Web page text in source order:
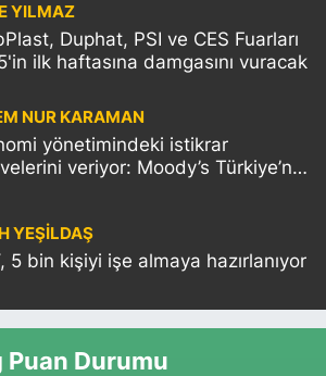
YILMAZ
Duphat, PSI ve CES Fuarları
ilk haftasına damgasını vuracak
NUR KARAMAN
yönetimindeki istikrar
veriyor: Moody’s Türkiye’nin
YEŞİLDAŞ
5 bin kişiyi işe almaya hazırlanıyor
Puan Durumu